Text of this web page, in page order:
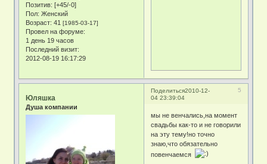
Позитив: [+45/-0]
Пол: Женский
Возраст: 41[1985-03-17]
Провел на форуме:
1 день 19 часов
Последний визит:
2012-08-19 16:17:29
Поделиться 5
2010-12-
04 23:39:04
Юляшка
Душа компании
мы не венчались,на момент
свадьбы как-то и не говорили
на эту тему!но точно
знаю,что обязательно
повенчаемся